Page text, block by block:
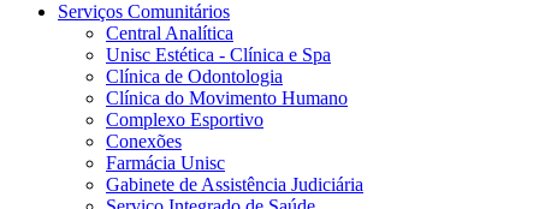
Serviços Comunitários
Central Analítica
Unisc Estética - Clínica e Spa
Clínica de Odontologia
Clínica do Movimento Humano
Complexo Esportivo
Conexões
Farmácia Unisc
Gabinete de Assistência Judiciária